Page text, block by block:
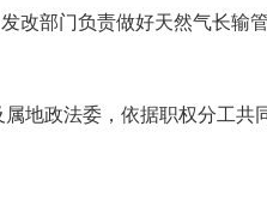
改部门负责做好天然气长输
政法委，依据职权分工共